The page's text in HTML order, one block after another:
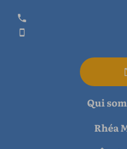
Qui
Rhéa